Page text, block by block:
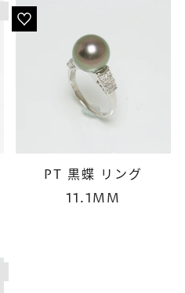
PT 黒蝶 リング
11.1MM